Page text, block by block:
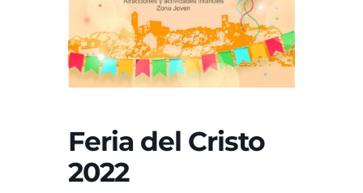
Feria del Cristo
2022